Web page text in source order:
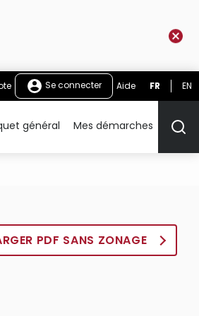
Se connecter Aide FR EN
général Mes démarches
PDF SANS ZONAGE